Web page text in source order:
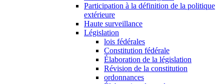
Participation à la définition de la politique
extérieure
Haute surveillance
Législation
lois fédérales
Constitution fédérale
Élaboration de la législation
Révision de la constitution
ordonnances